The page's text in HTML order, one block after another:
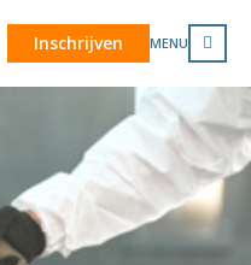
Inschrijven MENU